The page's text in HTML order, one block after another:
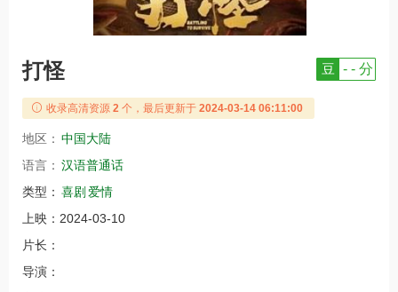
打怪 豆 - - 分
收录高清资源 2 个，最后更新于 2024-03-14 06:11:00
地区： 中国大陆
语言： 汉语普通话
类型： 喜剧爱情
上映： 2024-03-10
片长：
导演：